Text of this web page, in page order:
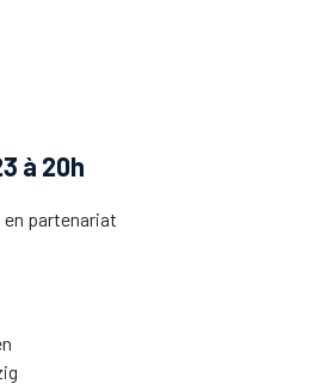
à 20h
en partenariat